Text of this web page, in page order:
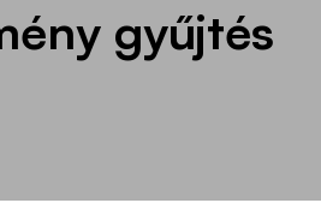
gyűjtés